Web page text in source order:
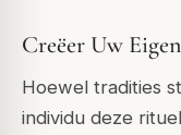
Creëer Uw
Hoewel tradities
individu deze